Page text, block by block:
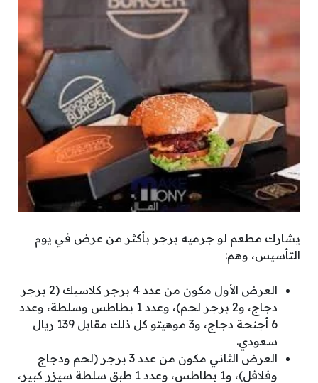
يشارك مطعم لو جرميه برجر بأكثر من عرض في يوم
التأسيس، وهم:
العرض الأول مكون من عدد 4 برجر كلاسيك (2 برجر
دجاج، و2 برجر لحم)، وعدد 1 بطاطس وسلطة، وعدد
6 أجنحة دجاج، و3 موهيتو كل ذلك مقابل 139 ريال
سعودي.
العرض الثاني مكون من عدد 3 برجر (لحم ودجاج
وفلافل)، و1 بطاطس، وعدد 1 طبق سلطة سيزر كبير،